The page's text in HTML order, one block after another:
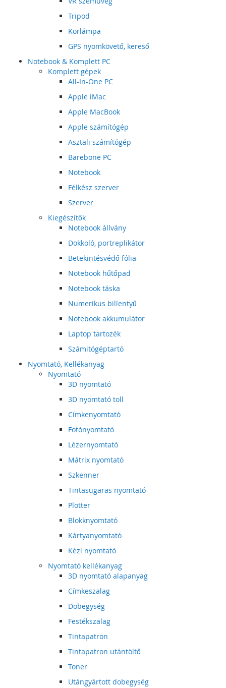
Tripod
Körlámpa
GPS nyomkövető, kereső
Notebook & Komplett PC
Komplett gépek
All-In-One PC
Apple iMac
Apple MacBook
Apple számítógép
Asztali számítógép
Barebone PC
Notebook
Félkész szerver
Szerver
Kiegészítők
Notebook állvány
Dokkoló, portreplikátor
Betekintésvédő fólia
Notebook hűtőpad
Notebook táska
Numerikus billentyű
Notebook akkumulátor
Laptop tartozék
Számitógéptartó
Nyomtató, Kellékanyag
Nyomtató
3D nyomtató
3D nyomtató toll
Címkenyomtató
Fotónyomtató
Lézernyomtató
Mátrix nyomtató
Szkenner
Tintasugaras nyomtató
Plotter
Blokknyomtató
Kártyanyomtató
Kézi nyomtató
Nyomtató kellékanyag
3D nyomtató alapanyag
Címkeszalag
Dobegység
Festékszalag
Tintapatron
Tintapatron utántöltő
Toner
Utángyártott dobegység